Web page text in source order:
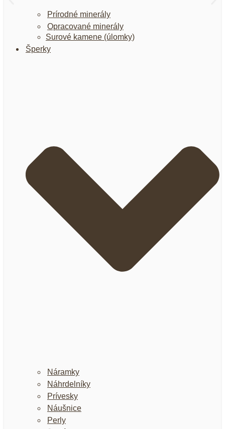
Prírodné minerály
Opracované minerály
Surové kamene (úlomky)
Šperky
Náramky
Náhrdelníky
Prívesky
Náušnice
Perly